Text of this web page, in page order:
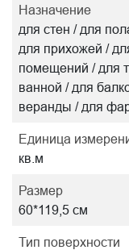
Назначение
для стен / для
для прихожей /
помещений / для
ванной / для
веранды / для
Единица
кв.м
Размер
60*119,5 см
Тип поверхности